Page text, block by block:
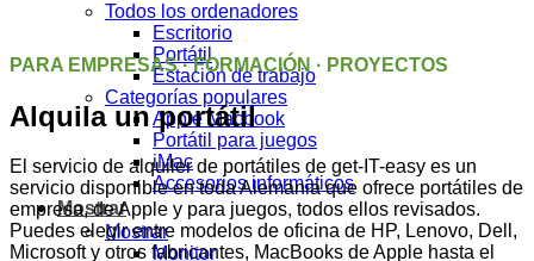
Todos los ordenadores
Escritorio
Portátil
Estación de trabajo
Categorías populares
Apple Macbook
Portátil para juegos
iMac
Accesorios informáticos
Mostrar
Mostrar
Monitor
PARA EMPRESAS · FORMACIÓN · PROYECTOS
Alquila un portátil
El servicio de alquiler de portátiles de get-IT-easy es un
servicio disponible en toda Alemania que ofrece portátiles de
empresa, de Apple y para juegos, todos ellos revisados.
Puedes elegir entre modelos de oficina de HP, Lenovo, Dell,
Microsoft y otros fabricantes, MacBooks de Apple hasta el